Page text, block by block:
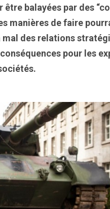
balayées par des
manières de faire
des relations
pour les